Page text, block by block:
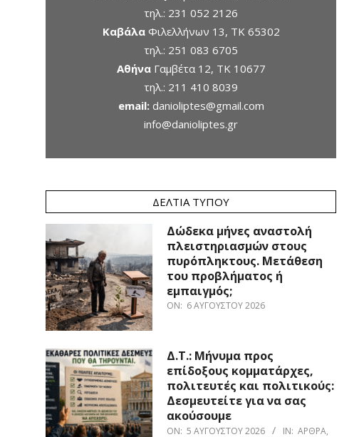
τηλ.: 231 052 2126
ΚαβάλαΦιλελλήνων 13, ΤΚ 65302
τηλ.: 251 083 6705
ΑθήναΓαμβέτα 12, ΤΚ 10677
τηλ.: 211 410 8039
email: danioliptes@gmail.com
info@danioliptes.gr
ΔΕΛΤΊΑ ΤΎΠΟΥ
Δώδεκα μήνες αναστολή
πλειστηριασμών στους
πυρόπληκτους. Μετάθεση
του προβλήματος ή
εμπαιγμός;
ON: 6 ΑΥΓΟΎΣΤΟΥ 2026
Δ.Τ.: Μήνυμα προς
επίδοξους κομματάρχες,
πολιτευτές και πολιτικούς:
Δεσμευτείτε για να σας
ακούσουμε
ON: 5 ΑΥΓΟΎΣΤΟΥ 2026 IN: ΆΡΘΡΑ,